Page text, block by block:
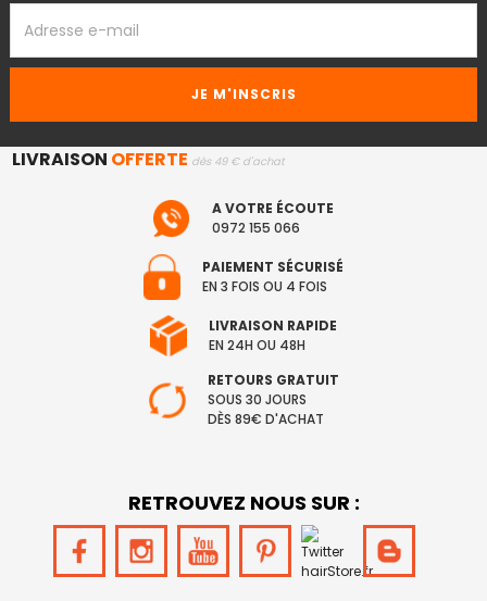
EMAIL
LIVRAISON OFFERTE dès 49 € d'achat
A VOTRE ÉCOUTE
0972 155 066
PAIEMENT SÉCURISÉ
EN 3 FOIS OU 4 FOIS
LIVRAISON RAPIDE
EN 24H OU 48H
RETOURS GRATUIT
SOUS 30 JOURS
DÈS 89€ D'ACHAT
RETROUVEZ NOUS SUR :